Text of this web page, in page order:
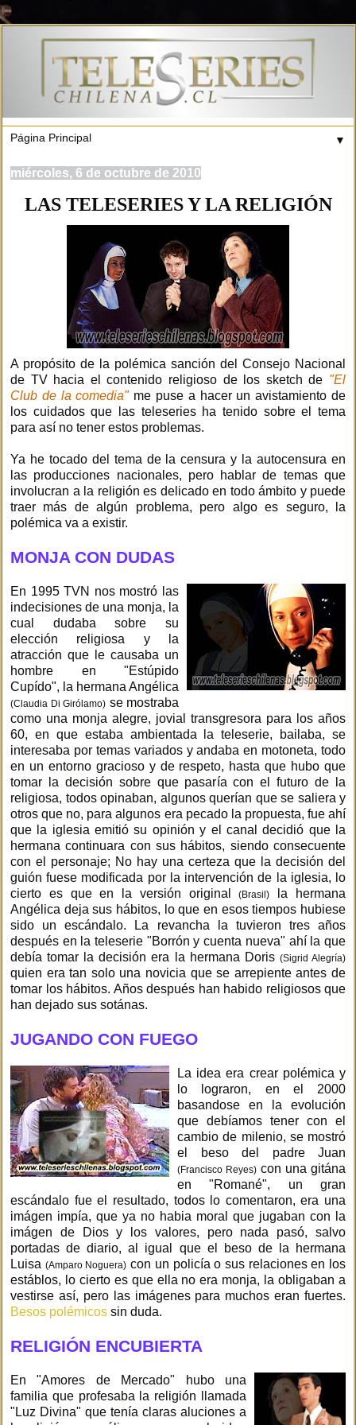
▼
miércoles, 6 de octubre de 2010
LAS TELESERIES Y LA RELIGIÓN
A propósito de la polémica sanción del Consejo Nacional
de TV hacia el contenido religioso de los sketch de "El
Club de la comedia"me puse a hacer un avistamiento de
los cuidados que las teleseries ha tenido sobre el tema
para así no tener estos problemas.
Ya he tocado del tema de la censura y la autocensura en
las producciones nacionales, pero hablar de temas que
involucran a la religión es delicado en todo ámbito y puede
traer más de algún problema, pero algo es seguro, la
polémica va a existir.
MONJA CON DUDAS
En 1995 TVN nos mostró las
indecisiones de una monja, la
cual dudaba sobre su
elección religiosa y la
atracción que le causaba un
hombre en "Estúpido
Cupído", la hermana Angélica
(Claudia Di Girólamo) se mostraba
como una monja alegre, jovial transgresora para los años
60, en que estaba ambientada la teleserie, bailaba, se
interesaba por temas variados y andaba en motoneta, todo
en un entorno gracioso y de respeto, hasta que hubo que
tomar la decisión sobre que pasaría con el futuro de la
religiosa, todos opinaban, algunos querían que se saliera y
otros que no, para algunos era pecado la propuesta, fue ahí
que la iglesia emitió su opinión y el canal decidió que la
hermana continuara con sus hábitos, siendo consecuente
con el personaje; No hay una certeza que la decisión del
guión fuese modificada por la intervención de la iglesia, lo
cierto es que en la versión original(Brasil)
la hermana
Angélica deja sus hábitos, lo que en esos tiempos hubiese
sido un escándalo. La revancha la tuvieron tres años
después en la teleserie "Borrón y cuenta nueva" ahí la que
debía tomar la decisión era la hermana Doris (Sigrid Alegría)
quien era tan solo una novicia que se arrepiente antes de
tomar los hábitos. Años después han habido religiosos que
han dejado sus sotánas.
JUGANDO CON FUEGO
La idea era crear polémica y
lo lograron, en el 2000
basandose en la evolución
que debíamos tener con el
cambio de milenio, se mostró
el beso del padre Juan
(Francisco Reyes) con una gitána
en "Romané", un gran
escándalo fue el resultado, todos lo comentaron, era una
imágen impía, que ya no habia moral que jugaban con la
imágen de Dios y los valores, pero nada pasó, salvo
portadas de diario, al igual que el beso de la hermana
Luisa (Amparo Noguera) con un policía o sus relaciones en los
estáblos, lo cierto es que ella no era monja, la obligaban a
vestirse así, pero las imágenes para muchos eran fuertes.
Besos polémicos sin duda.
RELIGIÓN ENCUBIERTA
En "Amores de Mercado" hubo una
familia que profesaba la religión llamada
"Luz Divina" que tenía claras aluciones a